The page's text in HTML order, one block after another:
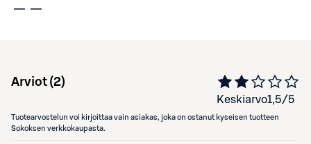
Arviot (2)
Keskiarvo1,5/5
Tuotearvostelun voi kirjoittaa vain asiakas, joka on ostanut kyseisen tuotteen
Sokoksen verkkokaupasta.